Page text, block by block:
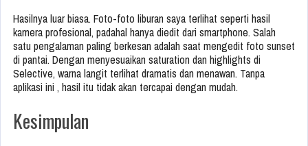
Hasilnya luar biasa. Foto-foto liburan saya terlihat seperti hasil
kamera profesional, padahal hanya diedit dari smartphone. Salah
satu pengalaman paling berkesan adalah saat mengedit foto sunset
di pantai. Dengan menyesuaikan saturation dan highlights di
Selective, warna langit terlihat dramatis dan menawan. Tanpa
aplikasi ini , hasil itu tidak akan tercapai dengan mudah.
Kesimpulan